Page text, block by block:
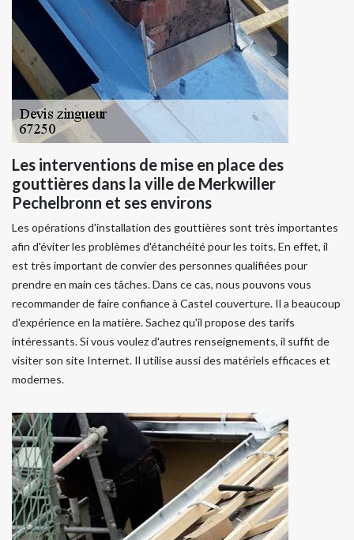
Les interventions de mise en place des
gouttières dans la ville de Merkwiller
Pechelbronn et ses environs
Les opérations d'installation des gouttières sont très importantes
afin d'éviter les problèmes d'étanchéité pour les toits. En effet, il
est très important de convier des personnes qualifiées pour
prendre en main ces tâches. Dans ce cas, nous pouvons vous
recommander de faire confiance à Castel couverture. Il a beaucoup
d'expérience en la matière. Sachez qu'il propose des tarifs
intéressants. Si vous voulez d'autres renseignements, il suffit de
visiter son site Internet. Il utilise aussi des matériels efficaces et
modernes.